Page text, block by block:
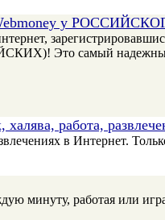
у
Это самый
работа,
в Интернет.
минуту, работая или